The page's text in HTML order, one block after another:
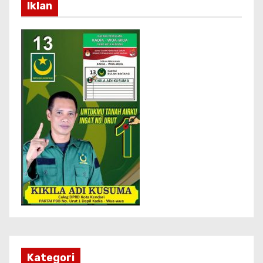
Iklan
Kategori